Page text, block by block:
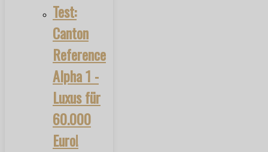
Test:
Canton
Reference
Alpha 1 -
Luxus für
60.000
Euro!